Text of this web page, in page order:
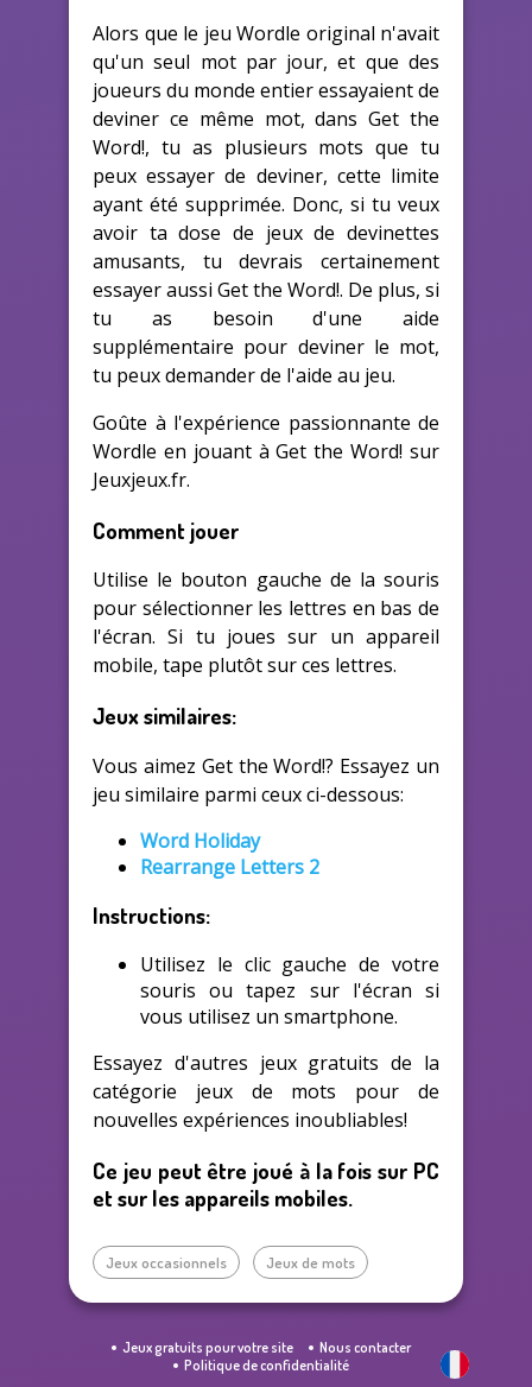
Alors que le jeu Wordle original n'avait
qu'un seul mot par jour, et que des
joueurs du monde entier essayaient de
deviner ce même mot, dans Get the
Word!, tu as plusieurs mots que tu
peux essayer de deviner, cette limite
ayant été supprimée. Donc, si tu veux
avoir ta dose de jeux de devinettes
amusants, tu devrais certainement
essayer aussi Get the Word!. De plus, si
tu as besoin d'une aide
supplémentaire pour deviner le mot,
tu peux demander de l'aide au jeu.
Goûte à l'expérience passionnante de
Wordle en jouant à Get the Word! sur
Jeuxjeux.fr.
Comment jouer
Utilise le bouton gauche de la souris
pour sélectionner les lettres en bas de
l'écran. Si tu joues sur un appareil
mobile, tape plutôt sur ces lettres.
Jeux similaires:
Vous aimez Get the Word!? Essayez un
jeu similaire parmi ceux ci-dessous:
Word Holiday
Rearrange Letters 2
Instructions:
Utilisez le clic gauche de votre
souris ou tapez sur l'écran si
vous utilisez un smartphone.
Essayez d'autres jeux gratuits de la
catégorie jeux de mots pour de
nouvelles expériences inoubliables!
Ce jeu peut être joué à la fois sur PC
et sur les appareils mobiles.
Jeux occasionnels Jeux de mots
Jeux gratuits pour votre site
Nous contacter
Politique de confidentialité